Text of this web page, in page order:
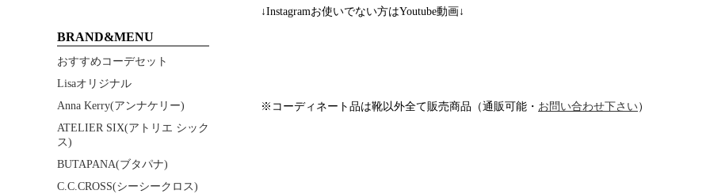
↓Instagramお使いでない方はYoutube動画↓
※コーディネート品は靴以外全て販売商品（通販可能・ お問い合わせ下さい）
BRAND&MENU
おすすめコーデセット
Lisaオリジナル
Anna Kerry(アンナケリー)
ATELIER SIX(アトリエ シック
ス)
BUTAPANA(ブタパナ)
C.C.CROSS(シーシークロス)